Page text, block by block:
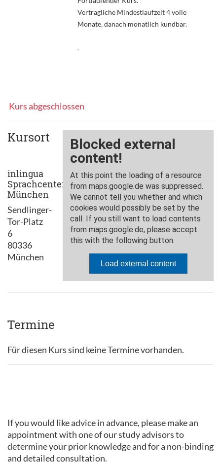
Vertragliche Mindestlaufzeit 4 volle
Monate, danach monatlich kündbar.
.
Kurs abgeschlossen
Kursort
inlingua
Sprachcenter
München
Sendlinger-
Tor-Platz
6
80336
München
Termine
Für diesen Kurs sind keine Termine vorhanden.
If you would like advice in advance, please make an
appointment with one of our study advisors to
determine your prior knowledge and for a non-binding
and detailed consultation.